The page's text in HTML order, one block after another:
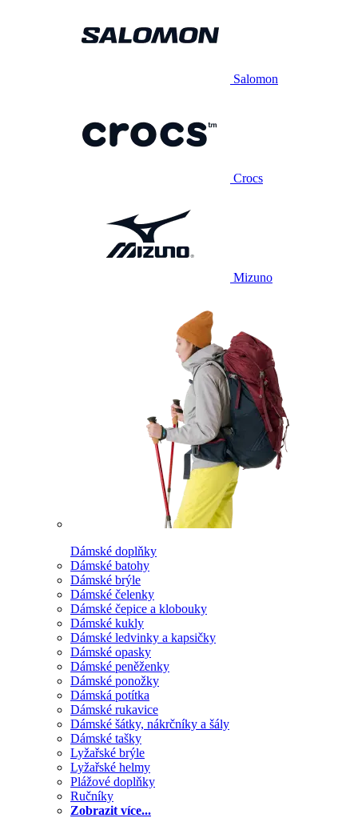
Salomon
Crocs
Mizuno
Dámské doplňky
Dámské batohy
Dámské brýle
Dámské čelenky
Dámské čepice a klobouky
Dámské kukly
Dámské ledvinky a kapsičky
Dámské opasky
Dámské peněženky
Dámské ponožky
Dámská potítka
Dámské rukavice
Dámské šátky, nákrčníky a šály
Dámské tašky
Lyžařské brýle
Lyžařské helmy
Plážové doplňky
Ručníky
Zobrazit více...